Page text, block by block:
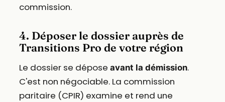
commission.
4. Déposer le dossier auprès de
Transitions Pro de votre région
Le dossier se dépose avant la démission.
C'est non négociable. La commission
paritaire (CPIR) examine et rend une